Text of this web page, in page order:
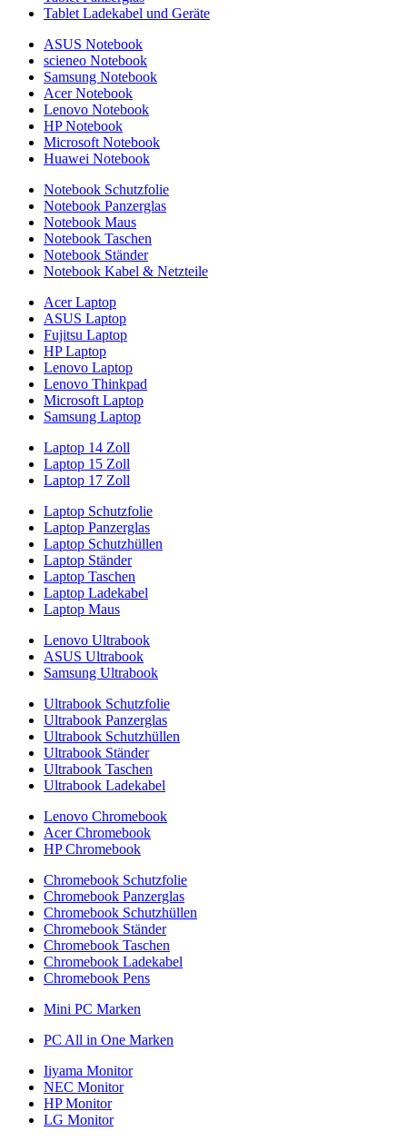
Tablet Ladekabel und Geräte
ASUS Notebook
scieneo Notebook
Samsung Notebook
Acer Notebook
Lenovo Notebook
HP Notebook
Microsoft Notebook
Huawei Notebook
Notebook Schutzfolie
Notebook Panzerglas
Notebook Maus
Notebook Taschen
Notebook Ständer
Notebook Kabel & Netzteile
Acer Laptop
ASUS Laptop
Fujitsu Laptop
HP Laptop
Lenovo Laptop
Lenovo Thinkpad
Microsoft Laptop
Samsung Laptop
Laptop 14 Zoll
Laptop 15 Zoll
Laptop 17 Zoll
Laptop Schutzfolie
Laptop Panzerglas
Laptop Schutzhüllen
Laptop Ständer
Laptop Taschen
Laptop Ladekabel
Laptop Maus
Lenovo Ultrabook
ASUS Ultrabook
Samsung Ultrabook
Ultrabook Schutzfolie
Ultrabook Panzerglas
Ultrabook Schutzhüllen
Ultrabook Ständer
Ultrabook Taschen
Ultrabook Ladekabel
Lenovo Chromebook
Acer Chromebook
HP Chromebook
Chromebook Schutzfolie
Chromebook Panzerglas
Chromebook Schutzhüllen
Chromebook Ständer
Chromebook Taschen
Chromebook Ladekabel
Chromebook Pens
Mini PC Marken
PC All in One Marken
Iiyama Monitor
NEC Monitor
HP Monitor
LG Monitor